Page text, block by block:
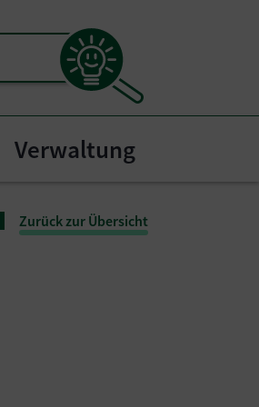
Verwaltung
Zurück zur Übersicht